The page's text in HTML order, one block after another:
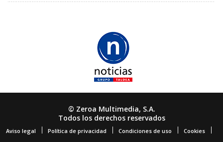
© Zeroa Multimedia, S.A.
Todos los derechos reservados
Aviso legal Política de privacidad Condiciones de uso Cookies